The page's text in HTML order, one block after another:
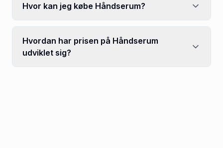
Hvor kan jeg købe Håndserum?
Hvordan har prisen på Håndserum
udviklet sig?